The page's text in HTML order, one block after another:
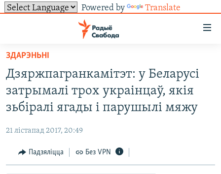
Powered by Translate
ўнівэрсальнага
доступу
Перайсьці
да
галоўнага
зьместу
Перайсьці
да
навігацыі
Перайсьці
УСЕ НАВІНЫ
ВІДЭА І ФОТА
ПАЛІТЫКА
ЭКАНОМІКА
ТОЛЬКІ НА СВАБОДЗЕ
ТЭСТЫ
ГІСТОРЫЯ НА СВАБОДЗЕ
ПАДКАСТЫ
СУВЯЗЬ
ПАДЗЯЛІЦЦА ІНФАРМАЦЫЯЙ
ПАДКАСТЫ
ЗДАРЭНЬНІ
Дзяржпагранкамітэт: у Беларусі
затрымалі трох украінцаў, якія
зьбіралі ягады і парушылі мяжу
21 лістапад 2017, 20:49
Падзяліцца Без VPN